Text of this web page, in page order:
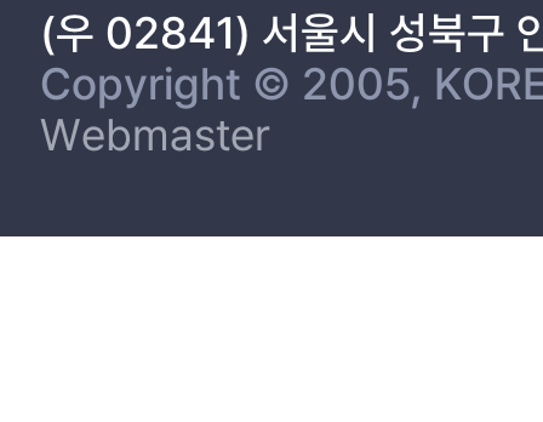
(우 02841) 서울시 성북구
Copyright © 2005,
Webmaster